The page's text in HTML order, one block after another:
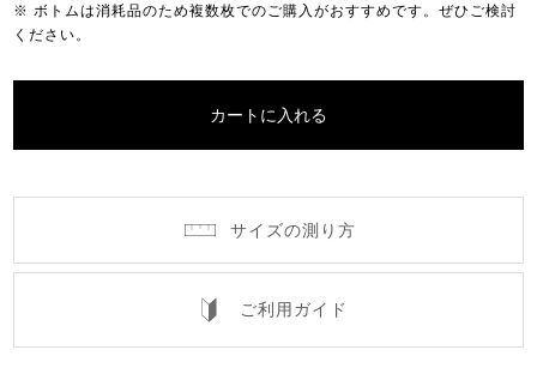
※ ボトムは消耗品のため複数枚でのご購入がおすすめです。ぜひご検討
ください。
カートに入れる
サイズの測り方
ご利用ガイド